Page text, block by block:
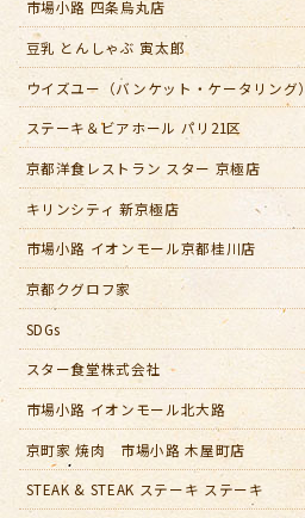
市場小路 四条烏丸店
豆乳 とんしゃぶ 寅太郎
ウイズユー（バンケット・ケータリング）
ステーキ＆ビアホール パリ21区
京都洋食レストラン スター 京極店
キリンシティ 新京極店
市場小路 イオンモール京都桂川店
京都クグロフ家
SDGs
スター食堂株式会社
市場小路 イオンモール北大路
京町家 焼肉 市場小路 木屋町店
STEAK & STEAK ステーキ ステーキ